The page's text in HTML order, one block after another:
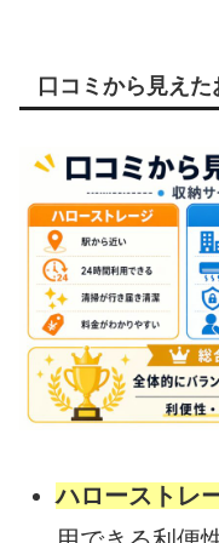
口コミから見え
ハローストレ